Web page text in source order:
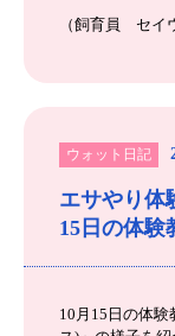
（飼育員 セイ
ウォット日記
エサやり体
15日の体験
10月15日の体